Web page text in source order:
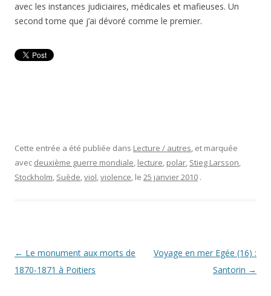
avec les instances judiciaires, médicales et mafieuses. Un
second tome que j’ai dévoré comme le premier.
Cette entrée a été publiée dans Lecture / autres, et marquée
avec deuxième guerre mondiale, lecture, polar, Stieg Larsson,
Stockholm, Suède,viol,violence, le 25 janvier 2010 .
Navigation
des
← Le monument aux morts de
1870-1871 à Poitiers
Voyage en mer Egée (16) :
Santorin →